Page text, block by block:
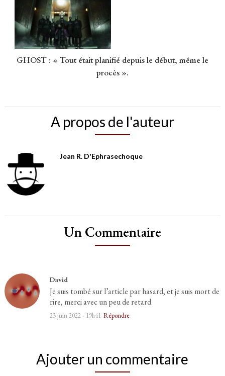
GHOST : « Tout était planifié depuis le début, même le
procès ».
A propos de l'auteur
Jean R. D'Ephrasechoque
Un Commentaire
David
Je suis tombé sur l’article par hasard, et je suis mort de
rire, merci avec un peu de retard
23 juin 2022 - 19h41 Répondre
Ajouter un commentaire